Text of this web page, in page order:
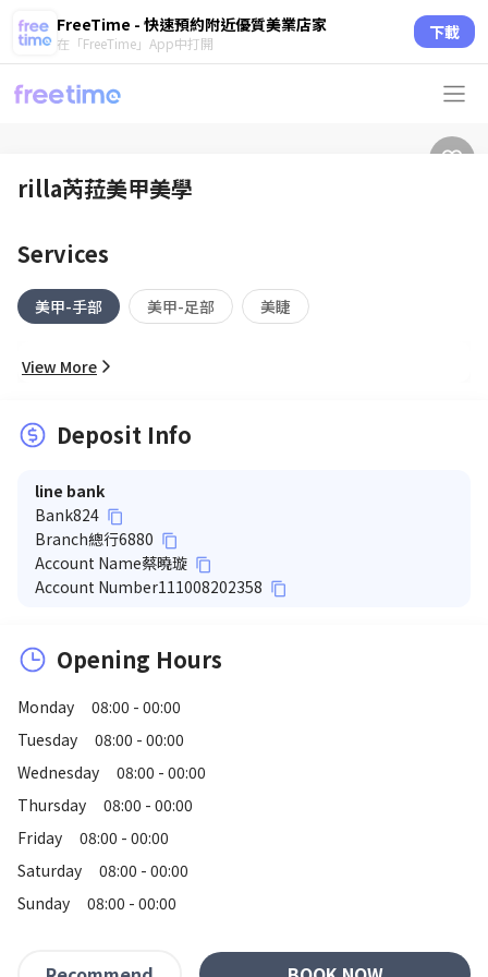
FreeTime - 快速預約附近優質美業店家
在「FreeTime」App中打開 下載
rilla芮菈美甲美學
Services
美甲-手部 美甲-足部 美睫
View More
Deposit Info
line bank
Bank824 content_copy
Branch總行6880 content_copy
Account Name蔡曉璇 content_copy
Account Number111008202358 content_copy
Opening Hours
Monday
08:00 - 00:00
Tuesday
08:00 - 00:00
Wednesday
08:00 - 00:00
Thursday
08:00 - 00:00
Friday
08:00 - 00:00
Saturday
08:00 - 00:00
Sunday
08:00 - 00:00